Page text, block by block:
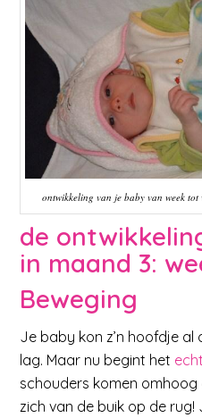
ontwikkeling van je baby van week tot
de
in maand 3:
Beweging
Je baby kon z’n hoofdje al
lag. Maar nu begint het
schouders komen
zich van de buik op de